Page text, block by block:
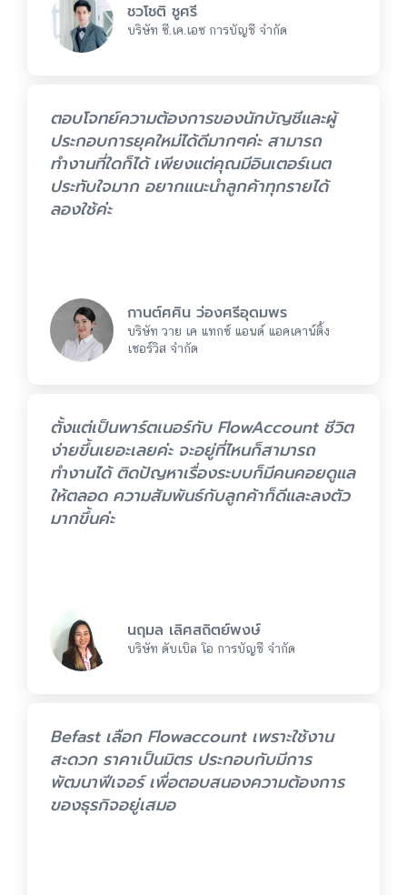
ชวโชติ ชูศรี
บริษัท ซี.เค.เอซ การบัญชี จำกัด
ตอบโจทย์ความต้องการของนักบัญชีและผู้
ประกอบการยุคใหม่ได้ดีมากๆค่ะ สามารถ
ทำงานที่ใดก็ได้ เพียงแต่คุณมีอินเตอร์เนต
ประทับใจมาก อยากแนะนำลูกค้าทุกรายได้
ลองใช้ค่ะ
กานต์ศศิน ว่องศรีอุดมพร
บริษัท วาย เค แทกซ์ แอนด์ แอคเคาน์ติ้ง
เซอร์วิส จำกัด
ตั้งแต่เป็นพาร์ตเนอร์กับ FlowAccount ชีวิต
ง่ายขึ้นเยอะเลยค่ะ จะอยู่ที่ไหนก็สามารถ
ทำงานได้ ติดปัญหาเรื่องระบบก็มีคนคอยดูแล
ให้ตลอด ความสัมพันธ์กับลูกค้าก็ดีและลงตัว
มากขึ้นค่ะ
นฤมล เลิศสถิตย์พงษ์
บริษัท ดับเบิล โอ การบัญชี จำกัด
Befast เลือก Flowaccount เพราะใช้งาน
สะดวก ราคาเป็นมิตร ประกอบกับมีการ
พัฒนาฟีเจอร์ เพื่อตอบสนองความต้องการ
ของธุรกิจอยู่เสมอ